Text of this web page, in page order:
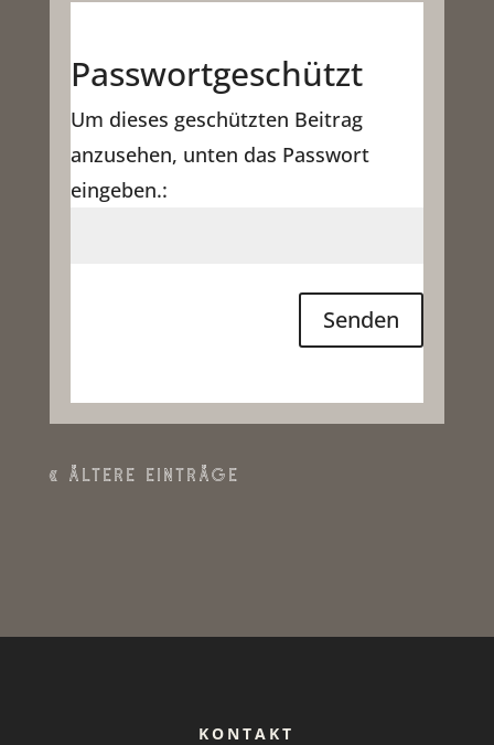
Passwortgeschützt
Um dieses geschützten Beitrag
anzusehen, unten das Passwort
eingeben.:
Senden
« Ältere Einträge
KONTAKT